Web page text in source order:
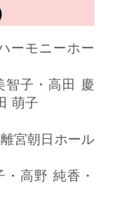
ーモニーホー
子・高田 慶
萌子
宮朝日ホール
高野 純香・